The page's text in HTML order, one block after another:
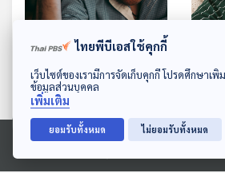
ดาวน์โหลด Thai PBS Podcast Application
Ⓒ 2020 องค์การกระจายเสียงและแพร่ภาพสาธารณะแห่งประเทศไ
EP. 1138: ดื่มเหล้าเมาทั้งร่าง
เสี่ยงตั้งแต่สมองยันตับไต
โรงหมอ
ระวัง
ไทยพีบีเอสใช้คุกกี้
เว็บไซต์ของเรามีการจัดเก็บคุกกี้ โปรดศึกษาเ
ข้อมูลส่วนบุคคล
เพิ่มเติม
ยอมรับทั้งหมด ไม่ยอมรับทั้งหมด